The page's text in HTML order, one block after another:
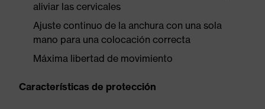
aliviar las cervicales
Ajuste continuo de la anchura con una sola
mano para una colocación correcta
Máxima libertad de movimiento
Características de protección